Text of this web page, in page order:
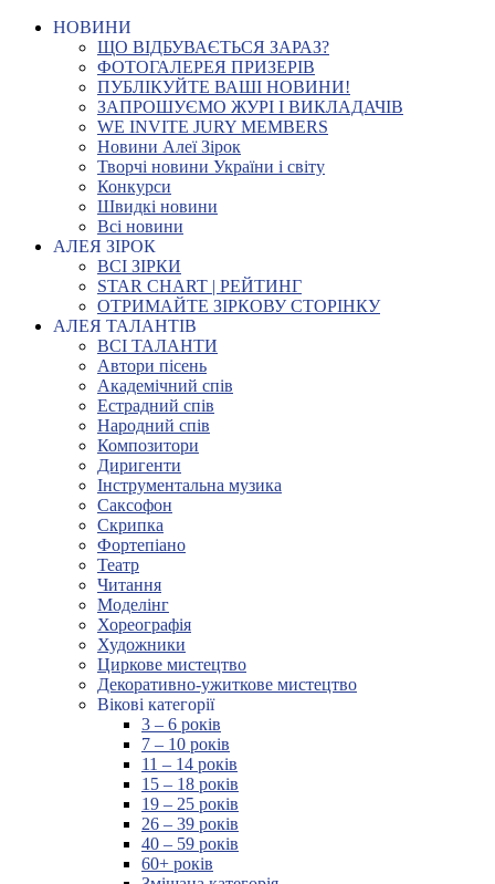
НОВИНИ
ЩО ВІДБУВАЄТЬСЯ ЗАРАЗ?
ФОТОГАЛЕРЕЯ ПРИЗЕРІВ
ПУБЛІКУЙТЕ ВАШІ НОВИНИ!
ЗАПРОШУЄМО ЖУРІ І ВИКЛАДАЧІВ
WE INVITE JURY MEMBERS
Новини Алеї Зірок
Творчі новини України і світу
Конкурси
Швидкі новини
Всі новини
АЛЕЯ ЗІРОК
ВСІ ЗІРКИ
STAR CHART | РЕЙТИНГ
ОТРИМАЙТЕ ЗІРКОВУ СТОРІНКУ
АЛЕЯ ТАЛАНТІВ
ВСІ ТАЛАНТИ
Автори пісень
Академічний спів
Естрадний спів
Народний спів
Композитори
Диригенти
Інструментальна музика
Саксофон
Скрипка
Фортепіано
Театр
Читання
Моделінг
Хореографія
Художники
Циркове мистецтво
Декоративно-ужиткове мистецтво
Вікові категорії
3 – 6 років
7 – 10 років
11 – 14 років
15 – 18 років
19 – 25 років
26 – 39 років
40 – 59 років
60+ років